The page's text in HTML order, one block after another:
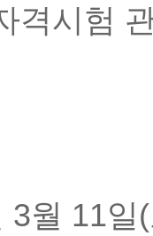
격시험
11일